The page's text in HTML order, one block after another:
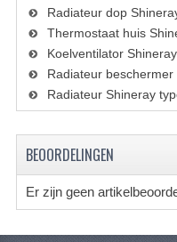
Radiateur dop
Thermostaat huis
Koelventilator
Radiateur beschermer
Radiateur Shineray
BEOORDELINGEN
Er zijn geen